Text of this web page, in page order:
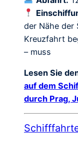
der Nähe der
Kreuzfahrt
– muss
Lesen Sie
auf dem
durch Prag,